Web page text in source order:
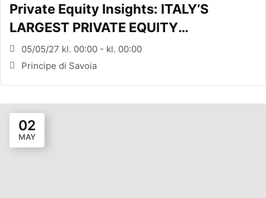
Private Equity Insights: ITALY’S
LARGEST PRIVATE EQUITY
CONFERENCE (MILANO, ITA)
05/05/27 kl. 00:00 - kl. 00:00
Principe di Savoia
02
MAY